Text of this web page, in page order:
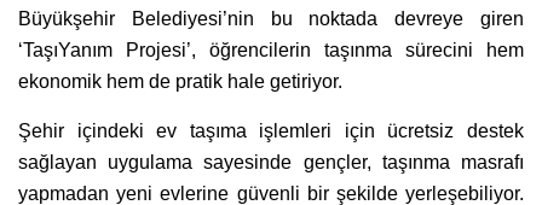
Büyükşehir Belediyesi’nin bu noktada devreye giren
‘TaşıYanım Projesi’, öğrencilerin taşınma sürecini hem
ekonomik hem de pratik hale getiriyor.
Şehir içindeki ev taşıma işlemleri için ücretsiz destek
sağlayan uygulama sayesinde gençler, taşınma masrafı
yapmadan yeni evlerine güvenli bir şekilde yerleşebiliyor.